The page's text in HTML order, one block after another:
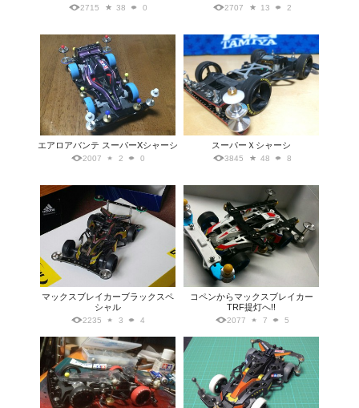
2715 38 0 2707 13 2
エアロアバンテ スーパーXシャーシ
2007 2 0
スーパーＸシャーシ
3845 48 8
マックスブレイカーブラックスペ
シャル
2235 3 4
コペンからマックスブレイカー
TRF提灯へ!!
2077 7 5